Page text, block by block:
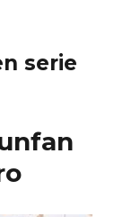
serie